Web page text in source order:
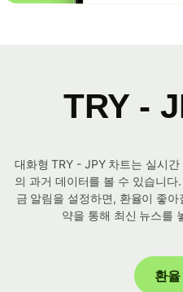
TRY -
대화형 TRY - JPY 차트는 실시
의 과거 데이터를 볼 수 있습니
금 알림을 설정하면, 환율이 좋
약을 통해 최신 뉴스를
환